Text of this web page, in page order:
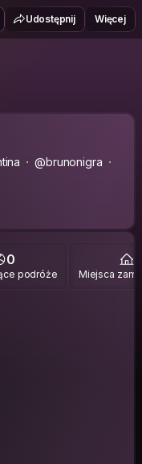
Udostępnij Więcej
@brunonigra
0
podróże Miejsca